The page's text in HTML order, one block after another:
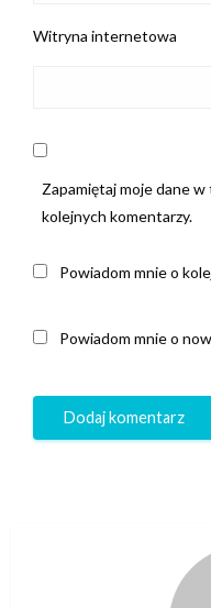
Witryna internetowa
Zapamiętaj moje dane
kolejnych komentarzy.
Powiadom mnie o
Powiadom mnie o